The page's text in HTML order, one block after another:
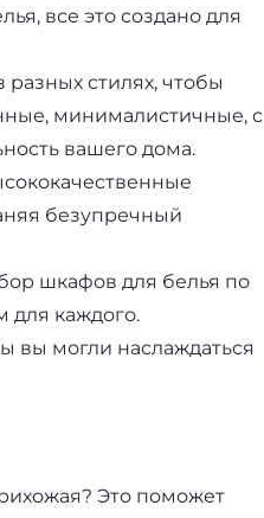
все это создано для
стилях, чтобы
минималистичные, с
вашего дома.
безупречный
шкафов для белья по
для каждого.
вы могли наслаждаться
Это поможет